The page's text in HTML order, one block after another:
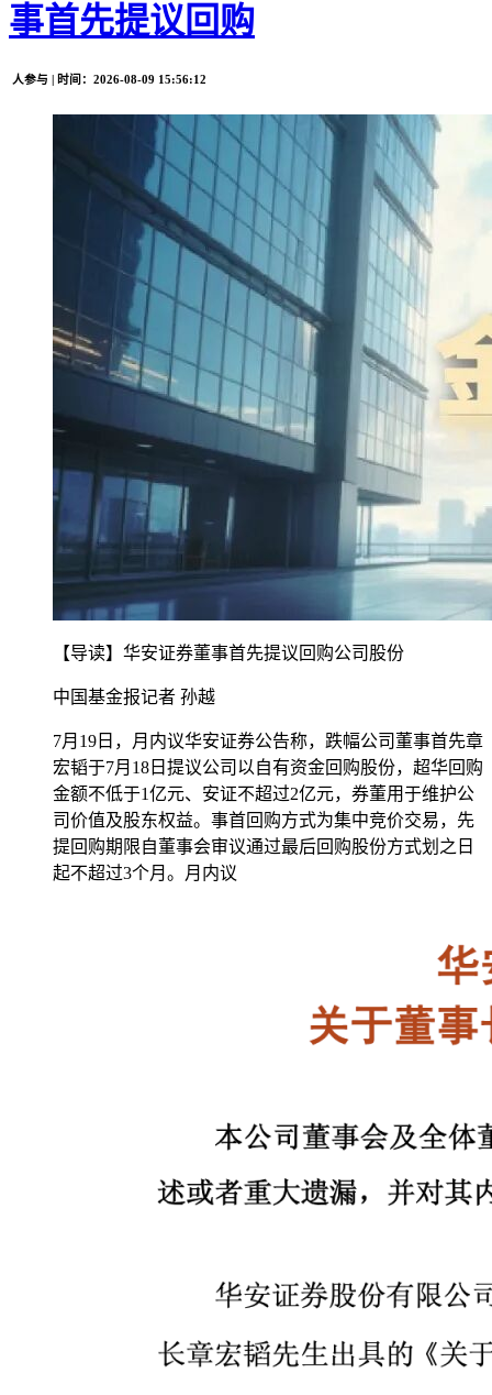
事首先提议回购
人参与 | 时间：2026-08-09 15:56:12
【导读】华安证券董事首先提议回购公司股份
中国基金报记者 孙越
7月19日，月内议华安证券公告称，跌幅公司董事首先章
宏韬于7月18日提议公司以自有资金回购股份，超华回购
金额不低于1亿元、安证不超过2亿元，券董用于维护公
司价值及股东权益。事首回购方式为集中竞价交易，先
提回购期限自董事会审议通过最后回购股份方式划之日
起不超过3个月。月内议